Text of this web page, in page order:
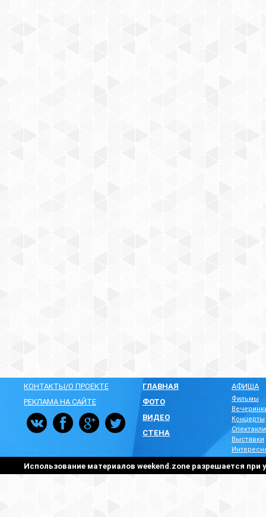
КОНТАКТЫ/О ПРОЕКТЕ
РЕКЛАМА НА САЙТЕ
ГЛАВНАЯ
ФОТО
ВИДЕО
СТЕНА
АФИША
Фильмы
Концерты
Спектакли
Выставки
Использование материалов weekend.zone разрешается